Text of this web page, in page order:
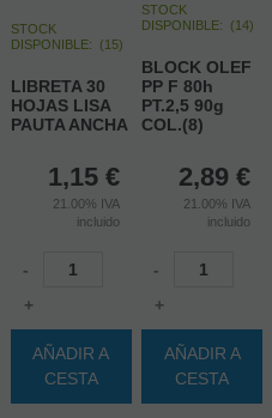
STOCK
DISPONIBLE: (15)
LIBRETA 30
HOJAS LISA
PAUTA ANCHA
1,15 €
21.00% IVA
incluido
-
+
AÑADIR A
CESTA
STOCK
DISPONIBLE: (14)
BLOCK OLEF
PP F 80h
PT.2,5 90g
COL.(8)
2,89 €
21.00% IVA
incluido
-
+
AÑADIR A
CESTA